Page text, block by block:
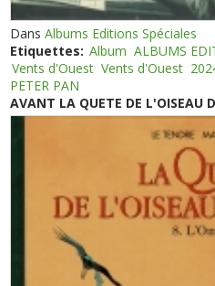
DansAlbums Editions Spéciales
Etiquettes: Album ALBUMS
Vents d'Ouest Vents d'Ouest
PETER PAN
AVANT LA QUETE DE L'OISEAU